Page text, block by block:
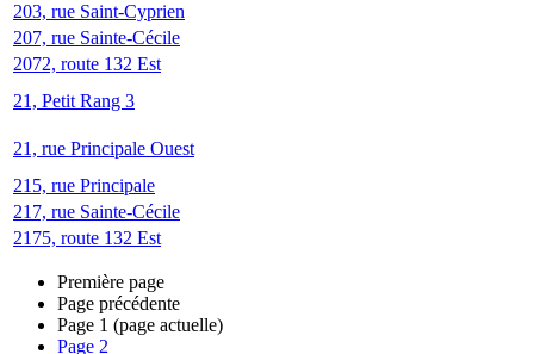
203, rue Saint-Cyprien
207, rue Sainte-Cécile
2072, route 132 Est
21, Petit Rang 3
21, rue Principale Ouest
215, rue Principale
217, rue Sainte-Cécile
2175, route 132 Est
Première page
Page précédente
Page 1 (page actuelle)
Page 2